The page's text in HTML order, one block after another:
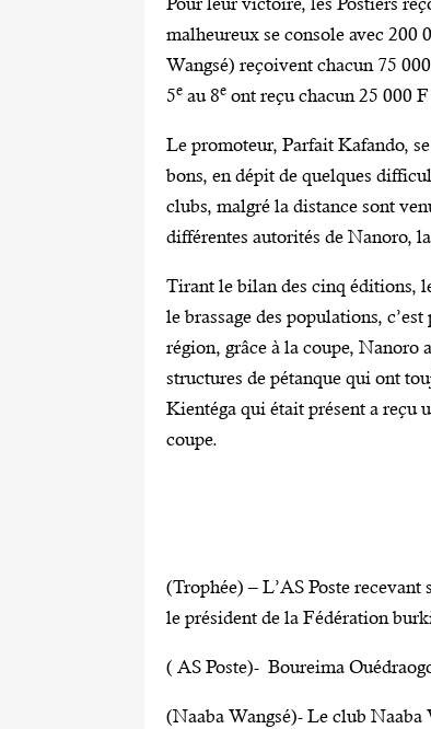
malheureux se console avec 200
Wangsé) reçoivent chacun 75
5e au 8e ont reçu chacun 25 000
Le promoteur, Parfait Kafando,
bons, en dépit de quelques
clubs, malgré la distance sont
différentes autorités de Nanoro,
Tirant le bilan des cinq éditions,
le brassage des populations,
région, grâce à la coupe, Nanoro
structures de pétanque qui ont
Kientéga qui était présent a reçu
coupe.
(Trophée) – L’AS Poste recevant
le président de la Fédération
( AS Poste)- Boureima
(Naaba Wangsé)- Le club